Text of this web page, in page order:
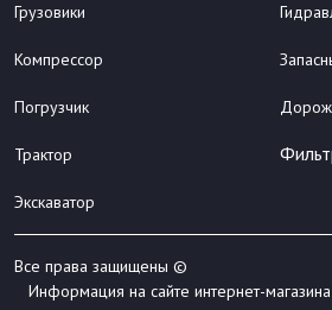
Грузовики
Компрессор
Погрузчик
Трактор
Экскаватор
Все права защищены ©
Информация на сайте интернет-